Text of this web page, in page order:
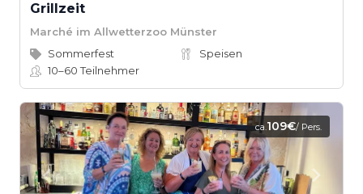
Grillzeit
Marché im Allwetterzoo Münster
Sommerfest
Speisen
10–60Teilnehmer
ca.109€/ Pers.